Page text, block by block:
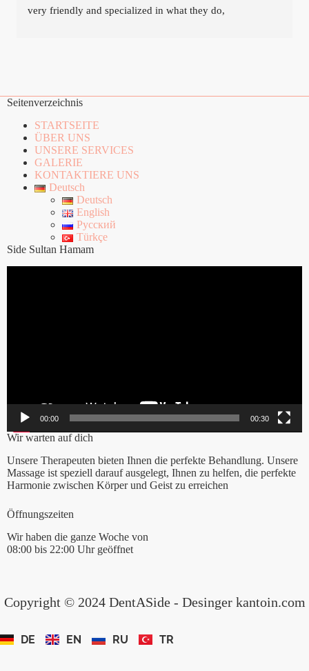
very friendly and specialized in what they do,
DE EN RU TR
Seitenverzeichnis
STARTSEITE
ÜBER UNS
UNSERE SERVICES
GALERIE
KONTAKTIERE UNS
Deutsch
Deutsch
English
Русский
Türkçe
Side Sultan Hamam
00:00 00:30
Wir warten auf dich
Unsere Therapeuten bieten Ihnen die perfekte Behandlung. Unsere
Massage ist speziell darauf ausgelegt, Ihnen zu helfen, die perfekte
Harmonie zwischen Körper und Geist zu erreichen
Öffnungszeiten
Wir haben die ganze Woche von
08:00 bis 22:00 Uhr geöffnet
Copyright © 2024 DentASide - Desinger kantoin.com